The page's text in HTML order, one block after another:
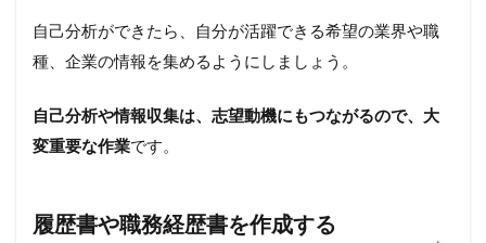
自己分析ができたら、自分が活躍できる希望の業界や職
種、企業の情報を集めるようにしましょう。
自己分析や情報収集は、志望動機にもつながるので、大
変重要な作業です。
履歴書や職務経歴書を作成する